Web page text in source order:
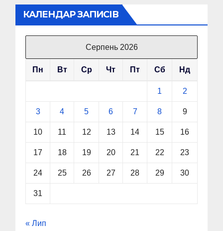
КАЛЕНДАР ЗАПИСІВ
Серпень 2026
Пн Вт Ср Чт Пт Сб Нд
1 2
3 4 5 6 7 8 9
10 11 12 13 14 15 16
17 18 19 20 21 22 23
24 25 26 27 28 29 30
31
« Лип